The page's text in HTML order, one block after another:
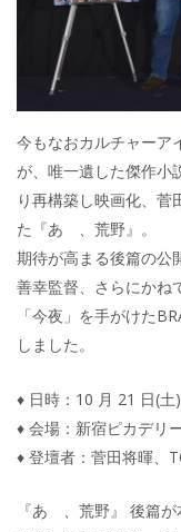
今もなおカルチャーア
が、唯一遺した傑作小
り再構築し映画化、菅
た『あゝ、荒野』。
期待が高まる後篇の公
善幸監督、さらにかね
「今夜」を手がけた
しました。
♦ 日時：10 月 21 日(土
♦ 会場：新宿ピカデリ
♦ 登壇者：菅田将暉、
『あゝ、荒野』 後篇